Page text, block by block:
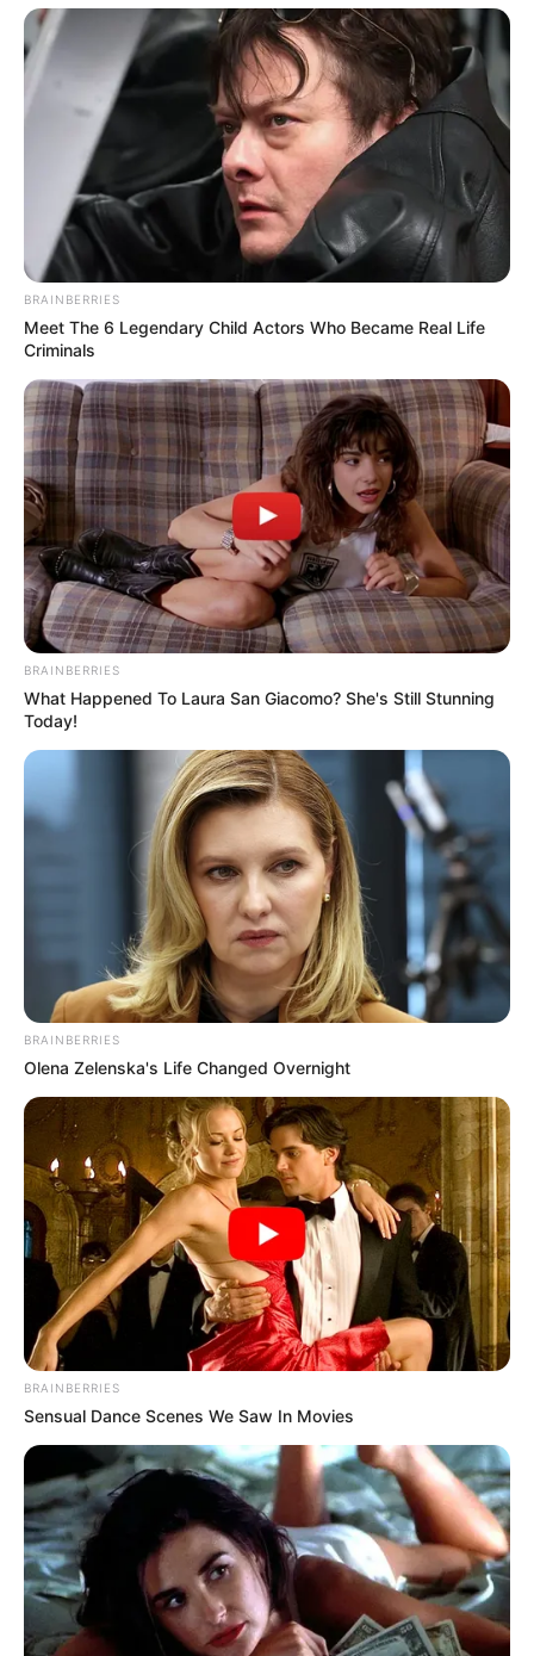
BRAINBERRIES
Meet The 6 Legendary Child Actors Who Became Real Life
Criminals
BRAINBERRIES
What Happened To Laura San Giacomo? She's Still Stunning
Today!
BRAINBERRIES
Olena Zelenska's Life Changed Overnight
BRAINBERRIES
Sensual Dance Scenes We Saw In Movies